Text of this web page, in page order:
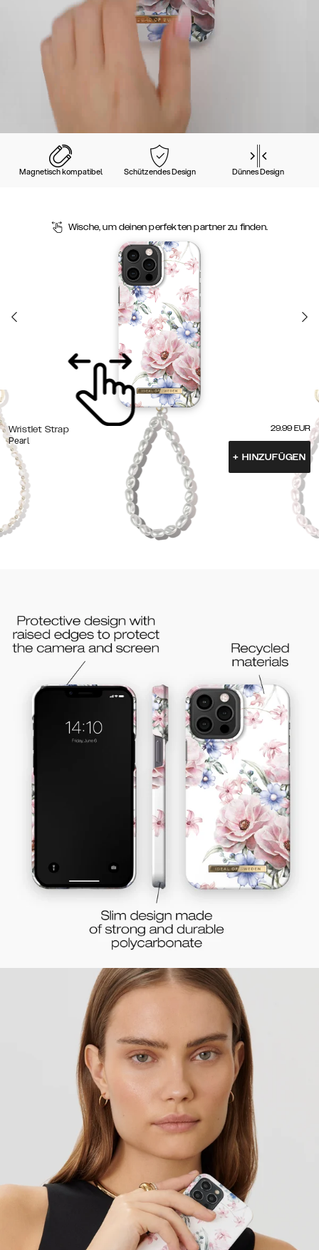
Magnetisch kompatibel Schützendes Design Dünnes Design
Wische, um deinen perfekten partner zu finden.
Wristlet Strap
Pearl
29.99 EUR
+ HINZUFÜGEN